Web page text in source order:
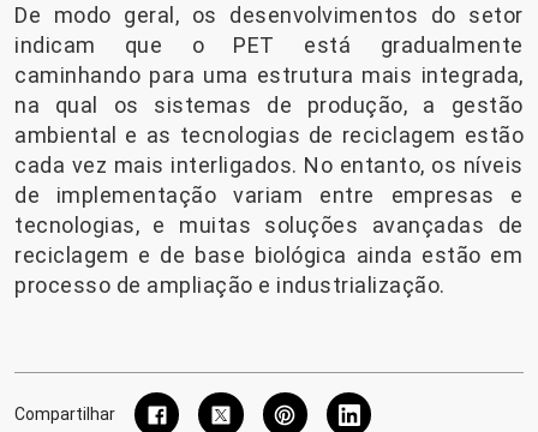
De modo geral, os desenvolvimentos do setor
indicam que o PET está gradualmente
caminhando para uma estrutura mais integrada,
na qual os sistemas de produção, a gestão
ambiental e as tecnologias de reciclagem estão
cada vez mais interligados. No entanto, os níveis
de implementação variam entre empresas e
tecnologias, e muitas soluções avançadas de
reciclagem e de base biológica ainda estão em
processo de ampliação e industrialização.
Compartilhar